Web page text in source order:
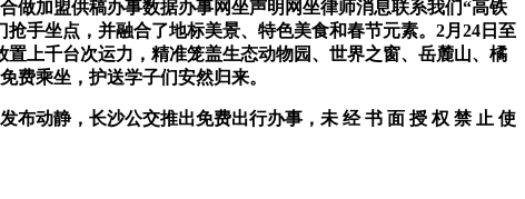
加盟供稿办事数据办事网坐声明网坐律师消息联系我们“高铁
手坐点，并融合了地标美景、特色美食和春节元素。2月24日至
上千台次运力，精准笼盖生态动物园、世界之窗、岳麓山、橘
费乘坐，护送学子们安然归来。
动静，长沙公交推出免费出行办事，未 经 书 面 授 权 禁 止 使